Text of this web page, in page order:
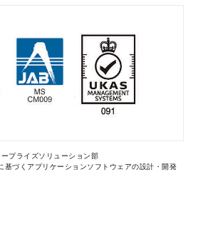
プライズソリューション部
基づくアプリケーションソフトウェアの設計・開発